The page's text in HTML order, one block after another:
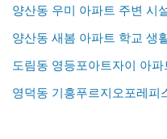
양산동 우미 아파트 주변 시
양산동 새봄 아파트 학교 생
도림동 영등포아트자이 아
영덕동 기흥푸르지오포레피